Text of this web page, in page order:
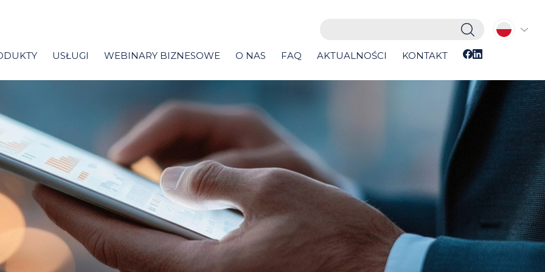
USŁUGI WEBINARY BIZNESOWE O NAS FAQ AKTUALNOŚCI KONTAKT